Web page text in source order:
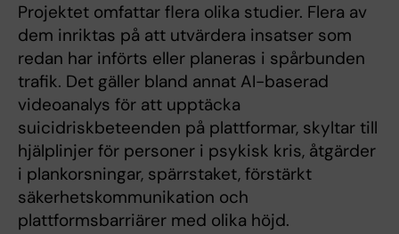
Projektet omfattar flera olika studier. Flera av
dem inriktas på att utvärdera insatser som
redan har införts eller planeras i spårbunden
trafik. Det gäller bland annat AI-baserad
videoanalys för att upptäcka
suicidriskbeteenden på plattformar, skyltar till
hjälplinjer för personer i psykisk kris, åtgärder
i plankorsningar, spärrstaket, förstärkt
säkerhetskommunikation och
plattformsbarriärer med olika höjd.